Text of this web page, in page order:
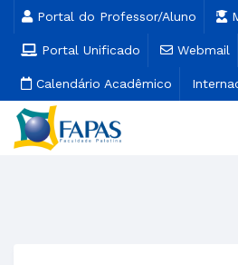
Portal do Professor/Aluno
Portal Unificado Webmail
Calendário Acadêmico